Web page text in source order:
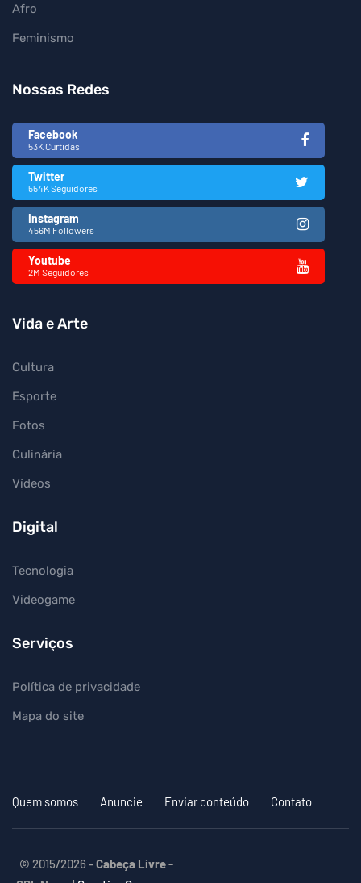
Afro
Feminismo
Nossas Redes
Facebook
53K Curtidas
Twitter
554K Seguidores
Instagram
456M Followers
Youtube
2M Seguidores
Vida e Arte
Cultura
Esporte
Fotos
Culinária
Vídeos
Digital
Tecnologia
Videogame
Serviços
Política de privacidade
Mapa do site
Quem somos Anuncie Enviar conteúdo Contato
© 2015/2026 -Cabeça Livre -